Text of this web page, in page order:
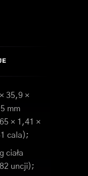
35,9 ×
mm
× 1,41 ×
cala);
ciała
uncji);